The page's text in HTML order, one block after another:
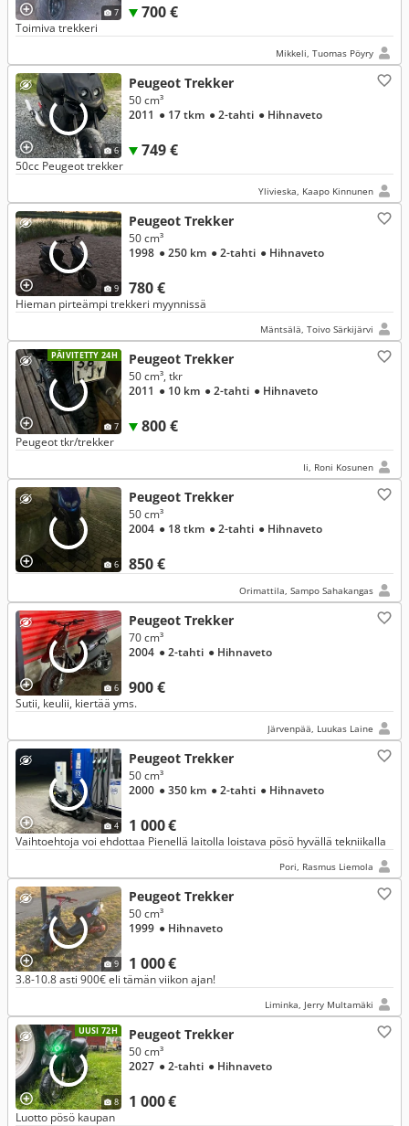
7 700 €
Toimiva trekkeri
Mikkeli, Tuomas Pöyry
6
Peugeot Trekker
749 €
50 cm³
2011 ● 17 tkm ● 2-tahti ● Hihnaveto
50cc Peugeot trekker
Ylivieska, Kaapo Kinnunen
9
Peugeot Trekker
780 €
50 cm³
1998 ● 250 km ● 2-tahti ● Hihnaveto
Hieman pirteämpi trekkeri myynnissä
Mäntsälä, Toivo Särkijärvi
PÄIVITETTY 24H
7
Peugeot Trekker
800 €
50 cm³, tkr
2011 ● 10 km ● 2-tahti ● Hihnaveto
Peugeot tkr/trekker
Ii, Roni Kosunen
6
Peugeot Trekker
850 €
50 cm³
2004 ● 18 tkm ● 2-tahti ● Hihnaveto
Orimattila, Sampo Sahakangas
6
Peugeot Trekker
900 €
70 cm³
2004 ● 2-tahti ● Hihnaveto
Sutii, keulii, kiertää yms.
Järvenpää, Luukas Laine
4
Peugeot Trekker
1 000 €
50 cm³
2000 ● 350 km ● 2-tahti ● Hihnaveto
Vaihtoehtoja voi ehdottaa Pienellä laitolla loistava pösö hyvällä tekniikalla
Pori, Rasmus Liemola
9
Peugeot Trekker
1 000 €
50 cm³
1999 ● Hihnaveto
3.8-10.8 asti 900€ eli tämän viikon ajan!
Liminka, Jerry Multamäki
UUSI 72H
8
Peugeot Trekker
1 000 €
50 cm³
2027 ● 2-tahti ● Hihnaveto
Luotto pösö kaupan